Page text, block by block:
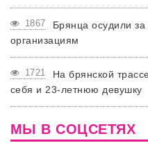
1867
Брянца осудили
организациям
1721
На брянской
себя и 23-летнюю девушку
МЫ В СОЦСЕТЯХ